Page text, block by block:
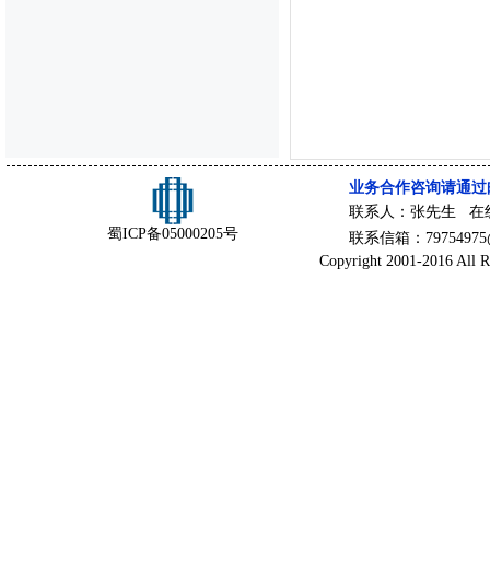
蜀ICP备05000205号
业务合作咨询请通
联系人：张先生 在
联系信箱：
Copyright 2001-2016 All